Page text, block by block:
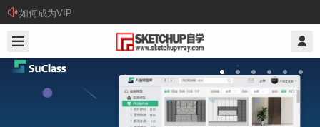
如何成为VIP